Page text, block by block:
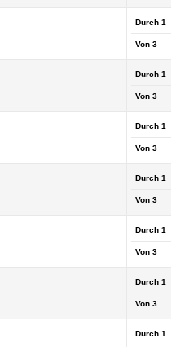
Durch 1
Von 3
Durch 1
Von 3
Durch 1
Von 3
Durch 1
Von 3
Durch 1
Von 3
Durch 1
Von 3
Durch 1